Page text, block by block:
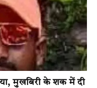
मुखबिरी के शक में दी